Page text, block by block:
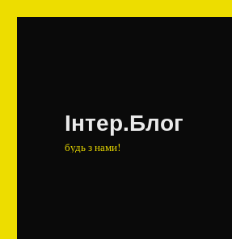
Інтер.Блог
будь з нами!